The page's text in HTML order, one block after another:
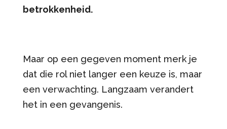
betrokkenheid.
Maar op een gegeven moment merk je
dat die rol niet langer een keuze is, maar
een verwachting. Langzaam verandert
het in een gevangenis.